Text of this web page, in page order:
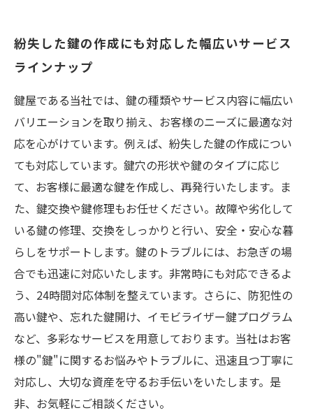
紛失した鍵の作成にも対応した幅広いサービス
ラインナップ
鍵屋である当社では、鍵の種類やサービス内容に幅広い
バリエーションを取り揃え、お客様のニーズに最適な対
応を心がけています。例えば、紛失した鍵の作成につい
ても対応しています。鍵穴の形状や鍵のタイプに応じ
て、お客様に最適な鍵を作成し、再発行いたします。ま
た、鍵交換や鍵修理もお任せください。故障や劣化して
いる鍵の修理、交換をしっかりと行い、安全・安心な暮
らしをサポートします。鍵のトラブルには、お急ぎの場
合でも迅速に対応いたします。非常時にも対応できるよ
う、24時間対応体制を整えています。さらに、防犯性の
高い鍵や、忘れた鍵開け、イモビライザー鍵プログラム
など、多彩なサービスを用意しております。当社はお客
様の"鍵"に関するお悩みやトラブルに、迅速且つ丁寧に
対応し、大切な資産を守るお手伝いをいたします。是
非、お気軽にご相談ください。